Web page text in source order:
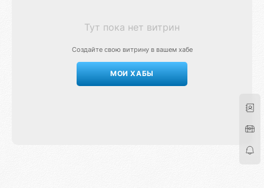
Тут пока нет витрин
Создайте свою витрину в вашем хабе
МОИ ХАБЫ